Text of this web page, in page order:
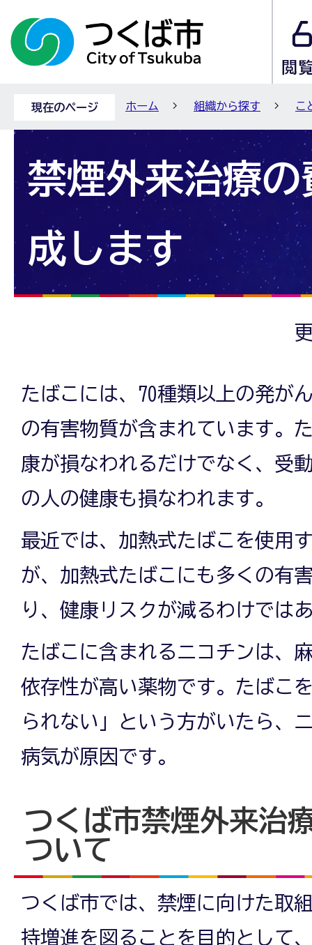
現在のページ ホーム 組織から探す こ
禁煙外来治療の
成します
たばこには、70種類以上の発が
の有害物質が含まれています。
康が損なわれるだけでなく、受
の人の健康も損なわれます。
最近では、加熱式たばこを使用
が、加熱式たばこにも多くの有
り、健康リスクが減るわけでは
たばこに含まれるニコチンは、
依存性が高い薬物です。たばこ
られない」という方がいたら、
病気が原因です。
つくば市禁煙外来治
ついて
つくば市では、禁煙に向けた取
持増進を図ることを目的として